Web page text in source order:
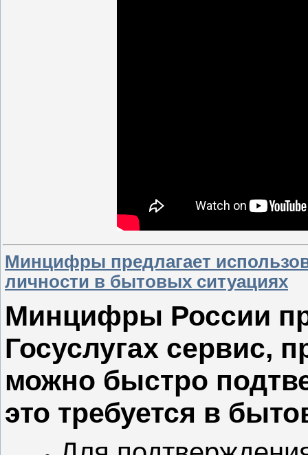
Минцифры предлагает
личности в бытовых ситуациях
Минцифры России
Госуслугах сервис,
можно быстро
это требуется в